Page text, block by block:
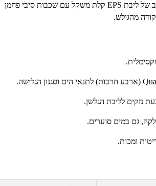
של ליבת EPS קלת משקל עם שכבות סיבי פחמן
מהגולש.
(ארבע חרבות) לתנאי הים וסגנון הגלישה.
נזקים לליבת הגלשן.
גם במים סוערים.
ומכות.